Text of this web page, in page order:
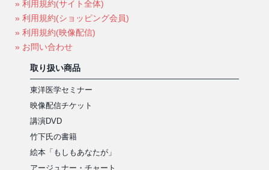
» 利用規約(サイト全体)
» 利用規約(ショッピング会員)
» 利用規約(映像配信)
» お問い合わせ
取り扱い商品
東洋医学セミナー
映像配信チケット
講演DVD
竹下氏の書籍
絵本「もしもあなたが」
アージュナー・チャート